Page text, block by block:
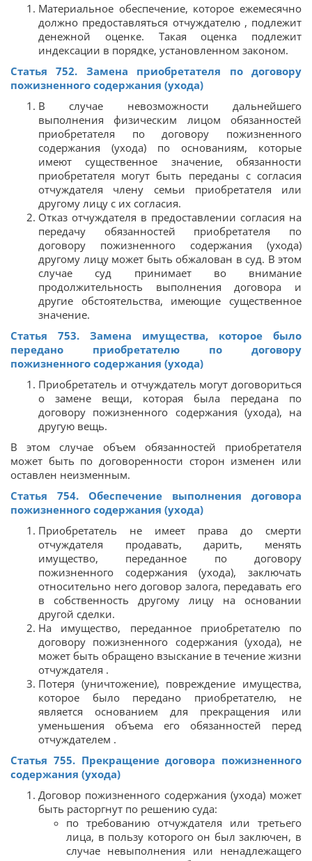
Материальное обеспечение, которое ежемесячно
должно предоставляться отчуждателю , подлежит
денежной оценке. Такая оценка подлежит
индексации в порядке, установленном законом.
Статья 752. Замена приобретателя по договору
пожизненного содержания (ухода)
В случае невозможности дальнейшего
выполнения физическим лицом обязанностей
приобретателя по договору пожизненного
содержания (ухода) по основаниям, которые
имеют существенное значение, обязанности
приобретателя могут быть переданы с согласия
отчуждателя члену семьи приобретателя или
другому лицу с их согласия.
Отказ отчуждателя в предоставлении согласия на
передачу обязанностей приобретателя по
договору пожизненного содержания (ухода)
другому лицу может быть обжалован в суд. В этом
случае суд принимает во внимание
продолжительность выполнения договора и
другие обстоятельства, имеющие существенное
значение.
Статья 753. Замена имущества, которое было
передано приобретателю по договору
пожизненного содержания (ухода)
Приобретатель и отчуждатель могут договориться
о замене вещи, которая была передана по
договору пожизненного содержания (ухода), на
другую вещь.
В этом случае объем обязанностей приобретателя
может быть по договоренности сторон изменен или
оставлен неизменным.
Статья 754. Обеспечение выполнения договора
пожизненного содержания (ухода)
Приобретатель не имеет права до смерти
отчуждателя продавать, дарить, менять
имущество, переданное по договору
пожизненного содержания (ухода), заключать
относительно него договор залога, передавать его
в собственность другому лицу на основании
другой сделки.
На имущество, переданное приобретателю по
договору пожизненного содержания (ухода), не
может быть обращено взыскание в течение жизни
отчуждателя .
Потеря (уничтожение), повреждение имущества,
которое было передано приобретателю, не
является основанием для прекращения или
уменьшения объема его обязанностей перед
отчуждателем .
Статья 755. Прекращение договора пожизненного
содержания (ухода)
Договор пожизненного содержания (ухода) может
быть расторгнут по решению суда:
по требованию отчуждателя или третьего
лица, в пользу которого он был заключен, в
случае невыполнения или ненадлежащего